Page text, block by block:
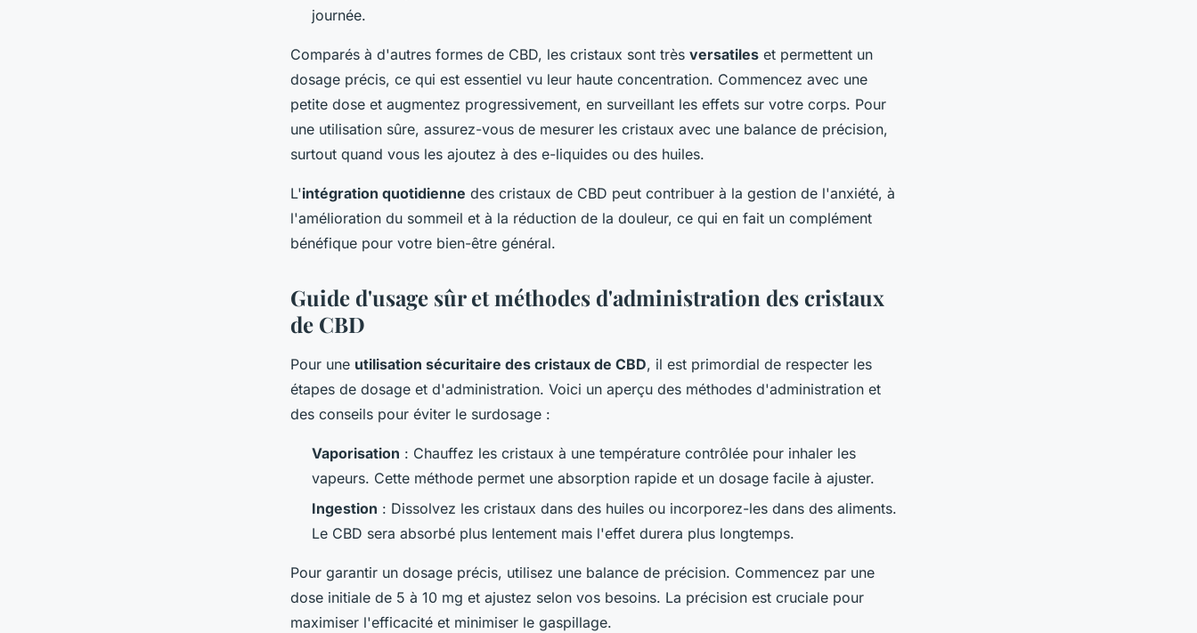
journée.
Comparés à d'autres formes de CBD, les cristaux sont très versatiles et permettent un
dosage précis, ce qui est essentiel vu leur haute concentration. Commencez avec une
petite dose et augmentez progressivement, en surveillant les effets sur votre corps. Pour
une utilisation sûre, assurez-vous de mesurer les cristaux avec une balance de précision,
surtout quand vous les ajoutez à des e-liquides ou des huiles.
L'intégration quotidienne des cristaux de CBD peut contribuer à la gestion de l'anxiété, à
l'amélioration du sommeil et à la réduction de la douleur, ce qui en fait un complément
bénéfique pour votre bien-être général.
Guide d'usage sûr et méthodes d'administration des cristaux
de CBD
Pour une utilisation sécuritaire des cristaux de CBD, il est primordial de respecter les
étapes de dosage et d'administration. Voici un aperçu des méthodes d'administration et
des conseils pour éviter le surdosage :
Vaporisation : Chauffez les cristaux à une température contrôlée pour inhaler les
vapeurs. Cette méthode permet une absorption rapide et un dosage facile à ajuster.
Ingestion : Dissolvez les cristaux dans des huiles ou incorporez-les dans des aliments.
Le CBD sera absorbé plus lentement mais l'effet durera plus longtemps.
Pour garantir un dosage précis, utilisez une balance de précision. Commencez par une
dose initiale de 5 à 10 mg et ajustez selon vos besoins. La précision est cruciale pour
maximiser l'efficacité et minimiser le gaspillage.